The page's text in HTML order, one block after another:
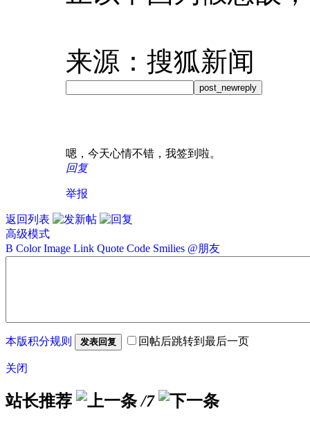
来源：搜狐新闻
post_newreply
嗯，今天心情不错，我签到啦。
回复
举报
返回列表
高级模式
B Color Image Link Quote Code Smilies @朋友
本版积分规则 发表回复 回帖后跳转到最后一页
关闭
站长推荐 /7